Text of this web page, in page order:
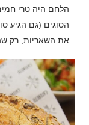
הלחם היה טרי
הסוגים (גם הגיע
את השאריות, רק